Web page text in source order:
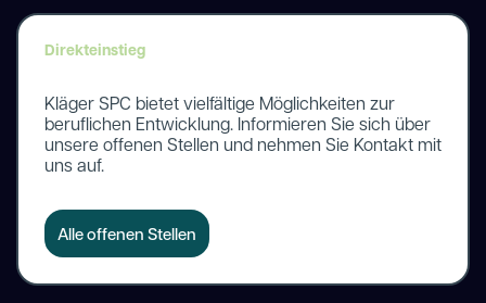
Direkteinstieg
Kläger SPC bietet vielfältige Möglichkeiten zur
beruflichen Entwicklung. Informieren Sie sich über
unsere offenen Stellen und nehmen Sie Kontakt mit
uns auf.
Alle offenen Stellen